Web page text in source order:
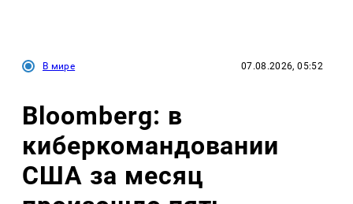
В мире 07.08.2026, 05:52
Bloomberg: в
киберкомандовании
США за месяц